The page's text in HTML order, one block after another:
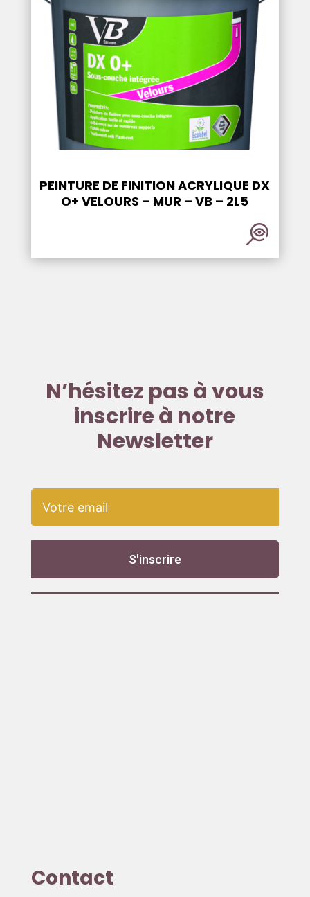
PEINTURE DE FINITION ACRYLIQUE DX
O+ VELOURS – MUR – VB – 2L5
N’hésitez pas à vous
inscrire à notre
Newsletter
S'inscrire
Contact